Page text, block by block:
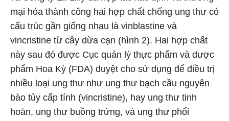
mại hóa thành công hai hợp chất chống ung thư có
cấu trúc gần giống nhau là vinblastine và
vincristine từ cây dừa cạn (hình 2). Hai hợp chất
này sau đó được Cục quản lý thực phẩm và dược
phẩm Hoa Kỳ (FDA) duyệt cho sử dụng để điều trị
nhiều loại ung thư như ung thư bạch cầu nguyên
bào tủy cấp tính (vincristine), hay ung thư tinh
hoàn, ung thư buồng trứng, và ung thư phổi